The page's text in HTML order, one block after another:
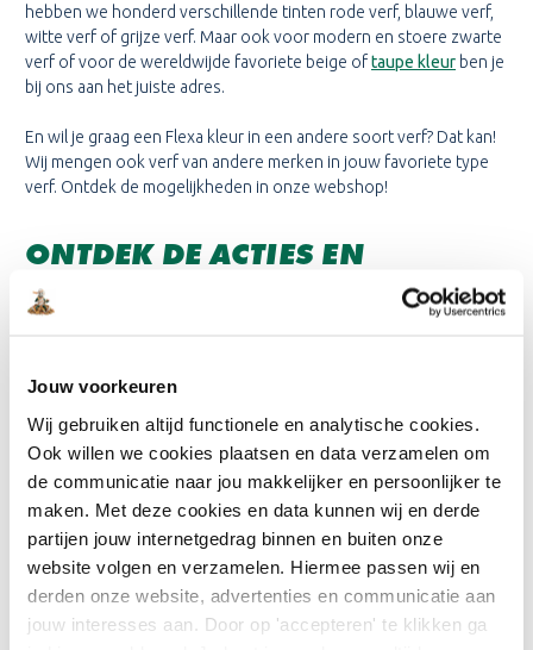
Jouw voorkeuren
Wij gebruiken altijd functionele en analytische cookies.
Ook willen we cookies plaatsen en data verzamelen om
de communicatie naar jou makkelijker en persoonlijker te
maken. Met deze cookies en data kunnen wij en derde
partijen jouw internetgedrag binnen en buiten onze
website volgen en verzamelen. Hiermee passen wij en
derden onze website, advertenties en communicatie aan
jouw interesses aan. Door op 'accepteren' te klikken ga
hebben we honderd verschillende tinten rode verf, blauwe verf,
witte verf of grijze verf. Maar ook voor modern en stoere zwarte
verf of voor de wereldwijde favoriete beige oftaupe kleur ben je
bij ons aan het juiste adres.
En wil je graag een Flexa kleur in een andere soort verf? Dat kan!
Wij mengen ook verf van andere merken in jouw favoriete type
verf. Ontdek de mogelijkheden in onze webshop!
ONTDEK DE ACTIES EN
COMBIDEALS IN ONZE
WEBSHOP
en België. En dat merk je! Niet alleen in je portemonnee maar ook
verschillende acties, combideals en aanbiedingen. Wil je op de
hoogte blijven van kortingscodes, acties en meer? Schrijf je dan in
voor onzenieuwsbrief, zo mis je niets!
WAAR KOOP JE ONZE VERF?
Ben je nou niet zo van het online shoppen? Kom dan gerust eens
over heel Nederland, zo hebben wij altijd een servicepunt bij jou